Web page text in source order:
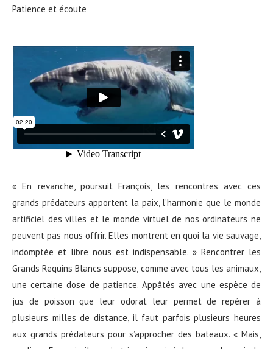
Patience et écoute
« En revanche, poursuit François, les rencontres avec ces
grands prédateurs apportent la paix, l’harmonie que le monde
artificiel des villes et le monde virtuel de nos ordinateurs ne
peuvent pas nous offrir. Elles montrent en quoi la vie sauvage,
indomptée et libre nous est indispensable. » Rencontrer les
Grands Requins Blancs suppose, comme avec tous les animaux,
une certaine dose de patience. Appâtés avec une espèce de
jus de poisson que leur odorat leur permet de repérer à
plusieurs milles de distance, il faut parfois plusieurs heures
aux grands prédateurs pour s’approcher des bateaux. « Mais,